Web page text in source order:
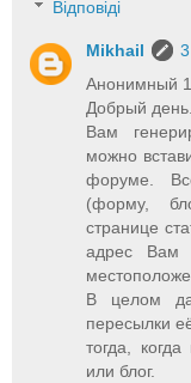
Відповіді
Mikhail
Анонимный
Добрый день.
Вам
можно
форуме.
(форму,
странице
адрес Вам
В целом
пересылки
тогда,
или блог.